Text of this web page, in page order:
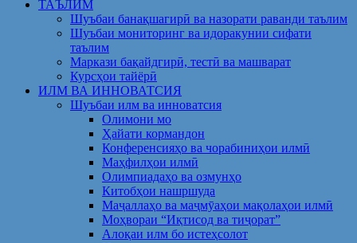
ТАЪЛИМ
Шуъбаи банақшагирӣ ва назорати раванди таълим
Шуъбаи мониторинг ва идоракунии сифати
таълим
Маркази бақайдгирӣ, тестӣ ва машварат
Курсҳои тайёрӣ
ИЛМ ВА ИННОВАТСИЯ
Шуъбаи илм ва инноватсия
Олимони мо
Ҳайати кормандон
Конференсияҳо ва чорабиниҳои илмӣ
Маҳфилҳои илмӣ
Олимпиадаҳо ва озмунҳо
Китобҳои нашршуда
Маҷаллаҳо ва маҷмӯаҳои мақолаҳои илмӣ
Моҳвораи “Иқтисод ва тиҷорат”
Алоқаи илм бо истеҳсолот